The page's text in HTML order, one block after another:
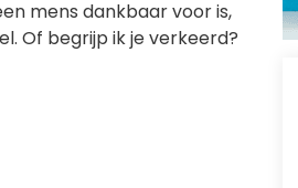
mens dankbaar voor is,
Of begrijp ik je verkeerd?